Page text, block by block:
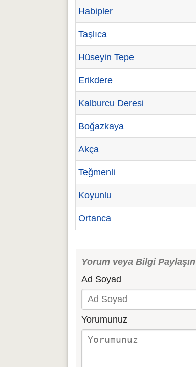
Habipler
Taşlıca
Hüseyin Tepe
Erikdere
Kalburcu Deresi
Boğazkaya
Akça
Teğmenli
Koyunlu
Ortanca
Yorum veya Bilgi Paylaşın
Ad Soyad
Yorumunuz